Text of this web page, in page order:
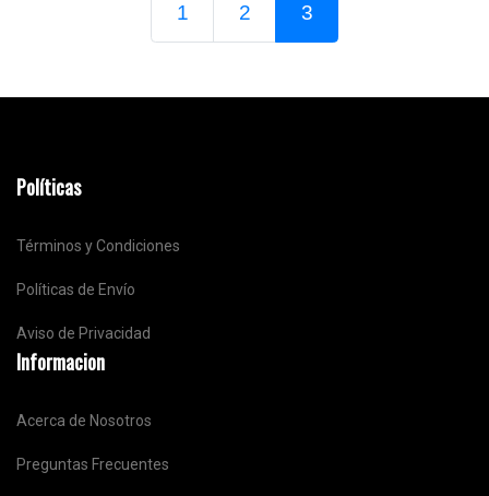
1 2 3
Políticas
Términos y Condiciones
Políticas de Envío
Aviso de Privacidad
Informacion
Acerca de Nosotros
Preguntas Frecuentes